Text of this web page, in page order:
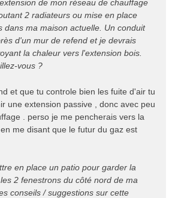
de mon réseau de chauffage
2 radiateurs ou mise en place
dans ma maison actuelle. Un conduit
d'un mur de refend et je devrais
la chaleur vers l'extension bois.
vous ?
et que tu controle bien les fuite d'air tu
une extension passive , donc avec peu
. perso je me pencherais vers la
me disant que le futur du gaz est
en place un patio pour garder la
2 fenestrons du côté nord de ma
conseils / suggestions sur cette